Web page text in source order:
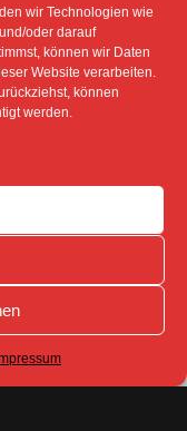
wir Technologien wie
oder darauf
können wir Daten
Website verarbeiten.
können
werden.
(EU)
ANDERE
DEM
ODER WERDEN